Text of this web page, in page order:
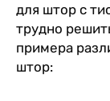
для штор с
трудно
примера
штор: